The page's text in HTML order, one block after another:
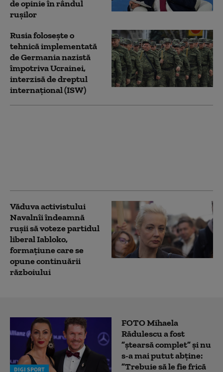
de opinie în rândul
rușilor
Rusia folosește o
tehnică implementată
de Germania nazistă
împotriva Ucrainei,
interzisă de dreptul
internațional (ISW)
Văduva activistului
Navalnîi îndeamnă
ruşii să voteze partidul
liberal Iabloko,
formațiune care se
opune continuării
războiului
DIGI SPORT
FOTO Mihaela
Rădulescu a fost
”ștearsă complet” și nu
s-a mai putut abține:
”Trebuie să le fie frică